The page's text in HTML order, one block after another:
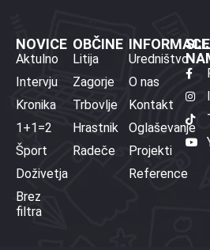
NOVICE
Aktulno
Intervju
Kronika
1+1=2
Šport
Doživetja
Brez
filtra
OBČINE
Litija
Zagorje
Trbovlje
Hrastnik
Radeče
Uredništvo
O nas
Kontakt
Oglaševanje
Projekti
Reference